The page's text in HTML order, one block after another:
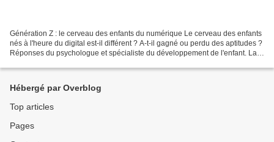
Génération Z : le cerveau des enfants du numérique Le cerveau des enfants
nés à l'heure du digital est-il différent ? A-t-il gagné ou perdu des aptitudes ?
Réponses du psychologue et spécialiste du développement de l'enfant. La
Hébergé par Overblog
Top articles
Pages